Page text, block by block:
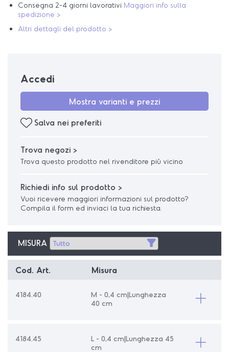
Consegna 2-4 giorni lavorativi Maggiori info sulla
spedizione >
Altri dettagli del prodotto >
Accedi
Mostra varianti e prezzi
Salva nei preferiti
Trova negozi >
Trova questo prodotto nel rivenditore più vicino
Richiedi info sul prodotto >
Vuoi ricevere maggiori informazioni sul prodotto?
Compila il form ed inviaci la tua richiesta.
MISURA
Cod. Art. Misura
4184.40
M - 0,4 cm|Lunghezza
40 cm
4184.45
L - 0,4 cm|Lunghezza 45
cm